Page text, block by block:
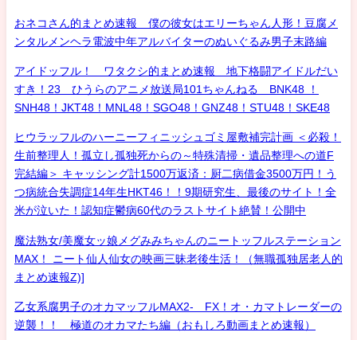
おネコさん的まとめ速報 僕の彼女はエリーちゃん人形！豆腐メ
ンタルメンヘラ電波中年アルバイターのぬいぐるみ男子末路編
アイドッフル！ ワタクシ的まとめ速報 地下格闘アイドルだい
すき！23 ひうらのアニメ放送局101ちゃんねる BNK48 ！
SNH48！JKT48！MNL48！SGO48！GNZ48！STU48！SKE48
ヒウラッフルのハーニーフィニッシュゴミ屋敷補完計画 ＜必殺！
生前整理人！孤立し孤独死からの～特殊清掃・遺品整理への道F
完結編＞ キャッシング計1500万返済：厨二病借金3500万円！う
つ病統合失調症14年生HKT46！！9期研究生、最後のサイト！全
米が泣いた！認知症鬱病60代のラストサイト絶賛！公開中
魔法熟女/美魔女ッ娘メグみみちゃんのニートッフルステーション
MAX！ ニート仙人仙女の映画三昧老後生活！（無職孤独居老人的
まとめ速報Z)]
乙女系腐男子のオカマッフルMAX2- FX！オ・カマトレーダーの
逆襲！！ 極道のオカマたち編（おもしろ動画まとめ速報）